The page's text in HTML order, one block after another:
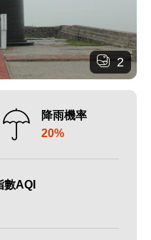
2
降雨機率
20%
AQI